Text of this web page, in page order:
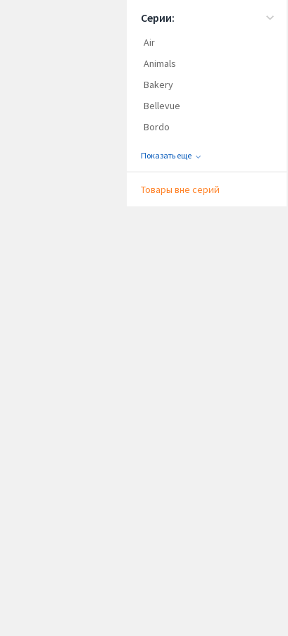
Серии:
Air
Animals
Bakery
Bellevue
Bordo
Показать еще
Товары вне серий